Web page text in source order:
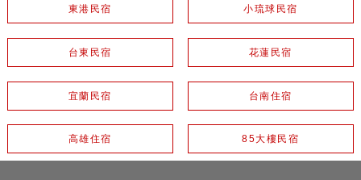
東港民宿 小琉球民宿
台東民宿 花蓮民宿
宜蘭民宿 台南住宿
高雄住宿 85大樓民宿